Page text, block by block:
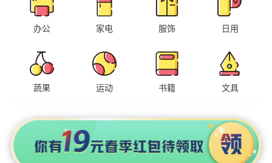
办公 家电 服饰 日用
蔬果 运动 书籍 文具